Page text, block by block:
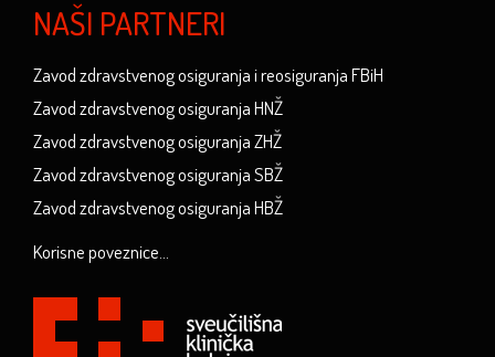
NAŠI PARTNERI
Zavod zdravstvenog osiguranja i reosiguranja FBiH
Zavod zdravstvenog osiguranja HNŽ
Zavod zdravstvenog osiguranja ZHŽ
Zavod zdravstvenog osiguranja SBŽ
Zavod zdravstvenog osiguranja HBŽ
Korisne poveznice...